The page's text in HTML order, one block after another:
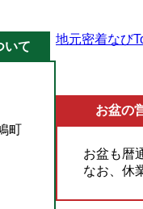
地元密着なび
お盆の
お盆も暦
なお、休
いて
町